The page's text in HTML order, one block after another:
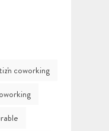
coworking